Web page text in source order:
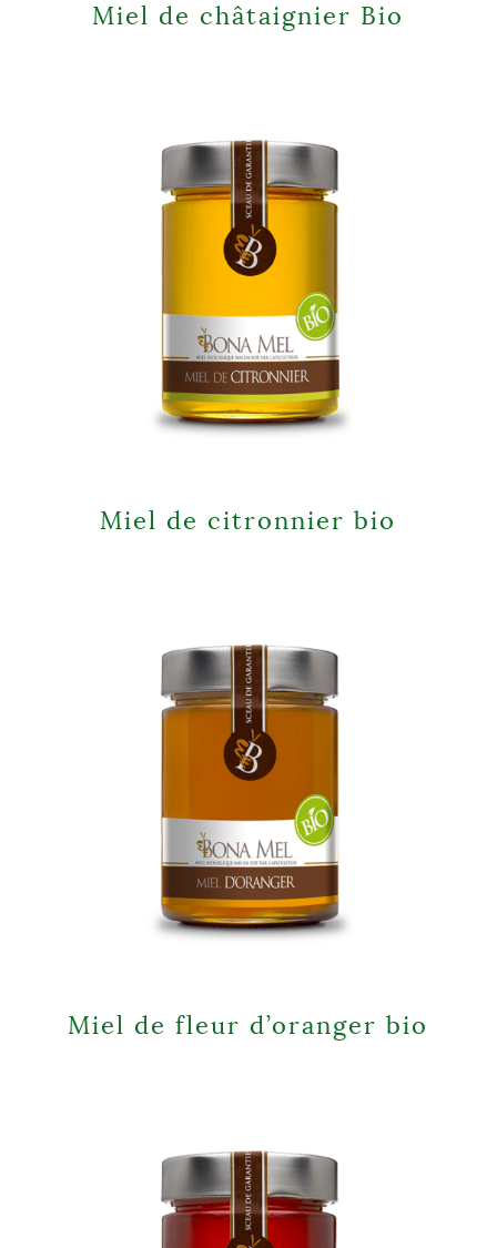
Miel de châtaignier Bio
Miel de citronnier bio
Miel de fleur d’oranger bio